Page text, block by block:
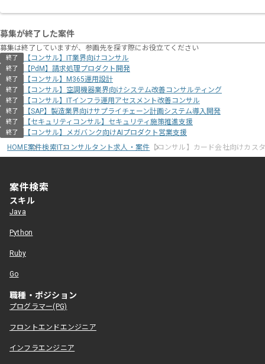
募集が終了した案件
募集は終了していますが、参画先を探す際にお役立てください
終了 【コンサル】IT業界向けコンサル
終了 【PdM】請求処理プロダクト開発
終了 【コンサル】M365運用設計
終了 【コンサル】空調機器業界向けシステム改善コンサルティング
終了 【コンサル】ITインフラ運用アセスメント改善コンサル
終了 【SAP】製造業界向けサプライチェーン計画システム導入開発
終了 【セキュリティコンサル】セキュリティ施策推進支援
終了
【コンサル】メガバンク向けAIプロダクト営業支援
HOME案件検索ITコンサルタント求人・案件 【コンサル】カード会社向けカス
案件検索
スキル
Java
Python
Ruby
Go
職種・ポジション
プログラマー(PG)
フロントエンドエンジニア
インフラエンジニア